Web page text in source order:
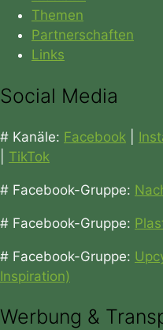
Themen
Partnerschaften
Links
Social Media
# Kanäle: Facebook
TikTok
# Facebook-Gruppe:
# Facebook-Gruppe:
# Facebook-Gruppe:
Inspiration)
Werbung &